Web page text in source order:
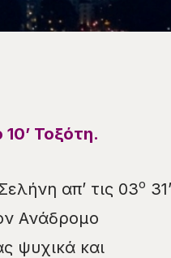
10’ Τοξότη.
απ’ τις 03ο 31’
Ανάδρομο
ψυχικά και